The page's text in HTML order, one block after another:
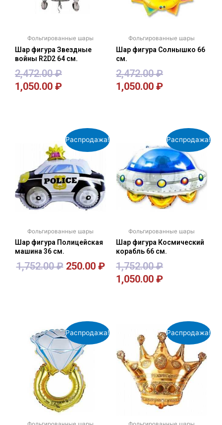
Фольгированные шары
Шар фигура Звездные
войны R2D2 64 см.
2,472.00₽
1,050.00 ₽
Фольгированные шары
Шар фигура Солнышко 66
см.
2,472.00₽
1,050.00 ₽
Распродажа!
Фольгированные шары
Шар фигура Полицейская
машина 36 см.
1,752.00₽ 250.00 ₽
Распродажа!
Фольгированные шары
Шар фигура Космический
корабль 66 см.
1,752.00₽
1,050.00 ₽
Распродажа! Распродажа!